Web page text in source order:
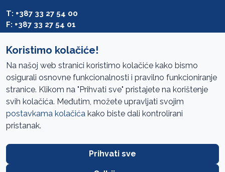
T: +387 33 27 54 00
F: +387 33 27 54 01
Pristup informacijama
Mapa sajta
Oglasi
Koristimo kolačiće!
Na našoj web stranici koristimo kolačiće kako bismo
osigurali osnovne funkcionalnosti i pravilno funkcioniranje
stranice. Klikom na "Prihvati sve" pristajete na korištenje
svih kolačića. Međutim, možete upravljati svojim
postavkama kolačića kako biste dali kontrolirani
pristanak.
Prihvati sve